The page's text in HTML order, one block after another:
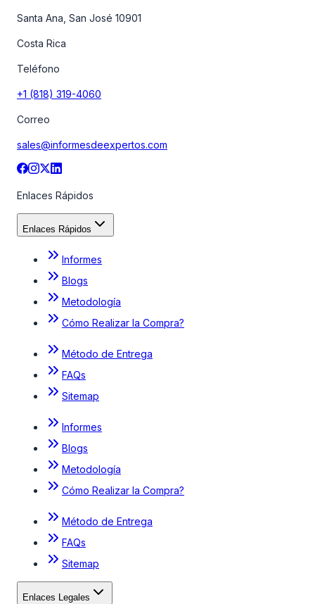
Santa Ana, San José 10901
Costa Rica
Teléfono
+1 (818) 319-4060
Correo
sales@informesdeexpertos.com
Enlaces Rápidos
Enlaces Rápidos
Informes
Blogs
Metodología
Cómo Realizar la Compra?
Método de Entrega
FAQs
Sitemap
Informes
Blogs
Metodología
Cómo Realizar la Compra?
Método de Entrega
FAQs
Sitemap
Enlaces Legales